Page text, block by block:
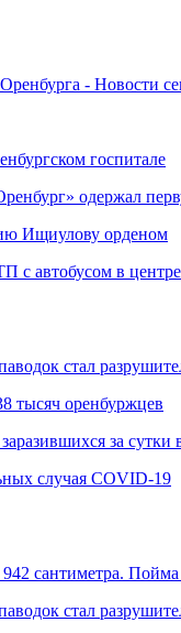
- Новости
госпитале
одержал
Ищиулову орденом
с автобусом в
стал
тысяч оренбуржцев
за сутки
случая COVID-19
сантиметра.
стал